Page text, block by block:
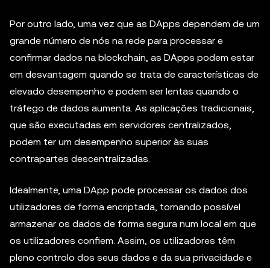
Por outro lado, uma vez que as DApps dependem de um
grande número de nós na rede para processar e
confirmar dados na blockchain, as DApps podem estar
em desvantagem quando se trata de características de
elevado desempenho e podem ser lentas quando o
tráfego de dados aumenta. As aplicações tradicionais,
que são executadas em servidores centralizados,
podem ter um desempenho superior às suas
contrapartes descentralizadas.
Idealmente, uma DApp pode processar os dados dos
utilizadores de forma encriptada, tornando possível
armazenar os dados de forma segura num local em que
os utilizadores confiem. Assim, os utilizadores têm
pleno controlo dos seus dados e da sua privacidade e